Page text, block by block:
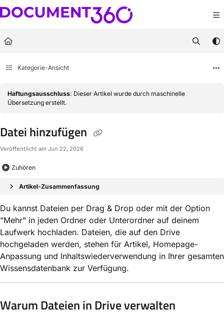
Documentation Index
Fetch the complete documentation index at:https://docs.document360.com/
Use this file to discover all available pages before exploring further.
Kategorie-Ansicht
Haftungsausschluss: Dieser Artikel wurde durch maschinelle
Übersetzung erstellt.
Datei hinzufügen
Veröffentlicht am Jun 22, 2026
Zuhören
Artikel-Zusammenfassung
Du kannst Dateien per Drag & Drop oder mit der Option
"Mehr" in jeden Ordner oder Unterordner auf deinem
Laufwerk hochladen. Dateien, die auf den Drive
hochgeladen werden, stehen für Artikel, Homepage-
Anpassung und Inhaltswiederverwendung in Ihrer gesamten
Wissensdatenbank zur Verfügung.
Warum Dateien in Drive verwalten